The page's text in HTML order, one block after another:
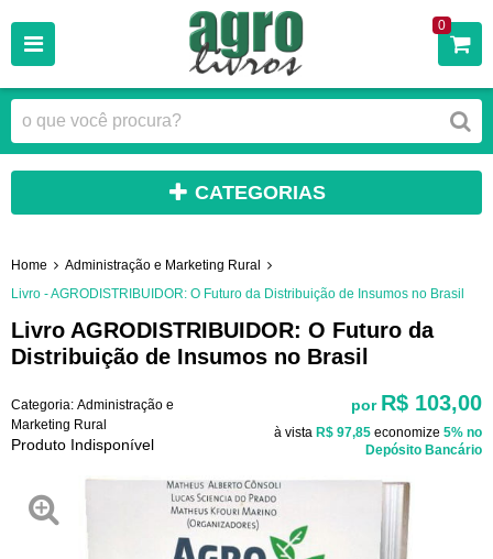
0
CATEGORIAS
Home
Administração e Marketing Rural
Livro - AGRODISTRIBUIDOR: O Futuro da Distribuição de Insumos no Brasil
Livro AGRODISTRIBUIDOR: O Futuro da
Distribuição de Insumos no Brasil
Categoria: Administração e
Marketing Rural
Produto Indisponível
por R$ 103,00
à vista R$ 97,85 economize 5% no
Depósito Bancário